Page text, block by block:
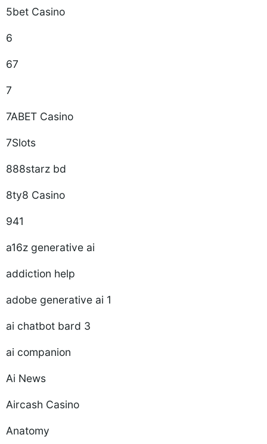
5bet Casino
6
67
7
7ABET Casino
7Slots
888starz bd
8ty8 Casino
941
a16z generative ai
addiction help
adobe generative ai 1
ai chatbot bard 3
ai companion
Ai News
Aircash Casino
Anatomy